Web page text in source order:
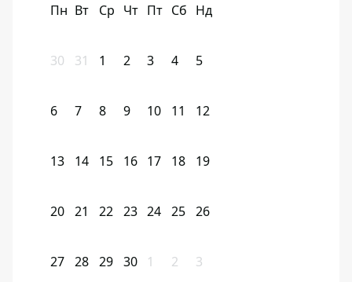
Пн Вт Ср Чт Пт Сб Нд
30 31 1 2 3 4 5
6 7 8 9 10 11 12
13 14 15 16 17 18 19
20 21 22 23 24 25 26
27 28 29 30 1 2 3